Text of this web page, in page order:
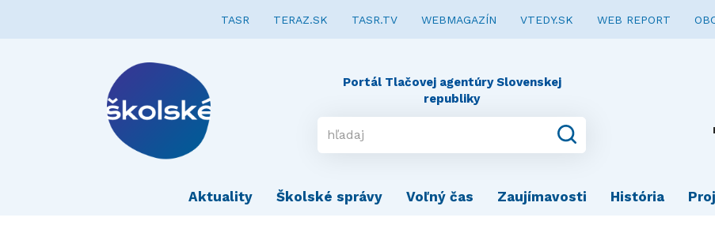
TASR TERAZ.SK TASR.TV WEBMAGAZÍN VTEDY.SK WEB REPORT
Portál Tlačovej agentúry Slovenskej
republiky
Aktuality Školské správy Voľný čas Zaujímavosti História